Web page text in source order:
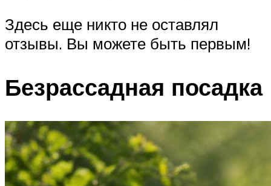
Здесь еще никто не оставлял
отзывы. Вы можете быть первым!
Безрассадная посадка